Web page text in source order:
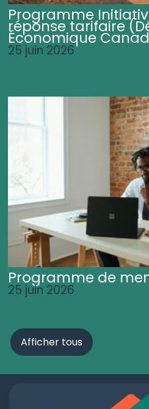
Programme
réponse tarifaire
Économique
25 juin 2026
Programme de
25 juin 2026
Afficher tous